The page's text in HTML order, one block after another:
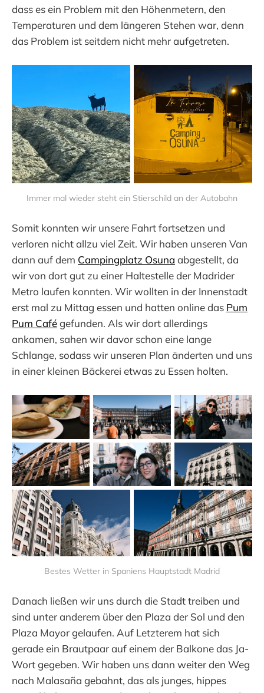
dass es ein Problem mit den Höhenmetern, den
Temperaturen und dem längeren Stehen war, denn
das Problem ist seitdem nicht mehr aufgetreten.
Immer mal wieder steht ein Stierschild an der Autobahn
Somit konnten wir unsere Fahrt fortsetzen und
verloren nicht allzu viel Zeit. Wir haben unseren Van
dann auf dem Campingplatz Osuna abgestellt, da
wir von dort gut zu einer Haltestelle der Madrider
Metro laufen konnten. Wir wollten in der Innenstadt
erst mal zu Mittag essen und hatten online das Pum
Pum Cafégefunden. Als wir dort allerdings
ankamen, sahen wir davor schon eine lange
Schlange, sodass wir unseren Plan änderten und uns
in einer kleinen Bäckerei etwas zu Essen holten.
Bestes Wetter in Spaniens Hauptstadt Madrid
Danach ließen wir uns durch die Stadt treiben und
sind unter anderem über den Plaza der Sol und den
Plaza Mayor gelaufen. Auf Letzterem hat sich
gerade ein Brautpaar auf einem der Balkone das Ja-
Wort gegeben. Wir haben uns dann weiter den Weg
nach Malasaña gebahnt, das als junges, hippes